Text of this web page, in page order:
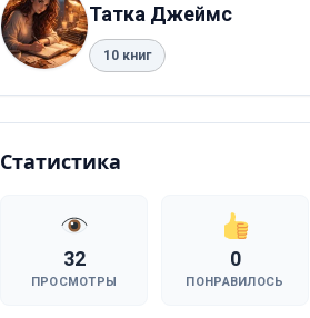
Татка Джеймс
10 книг
Статистика
32
ПРОСМОТРЫ
0
ПОНРАВИЛОСЬ